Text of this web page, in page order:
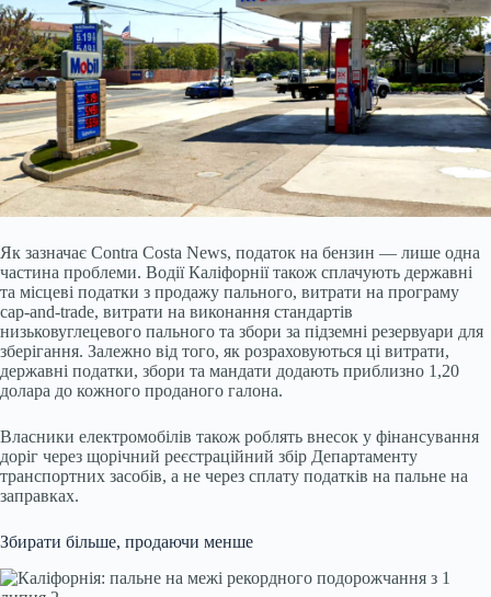
Як зазначає Contra Costa News, податок на бензин — лише одна
частина проблеми. Водії Каліфорнії також сплачують державні
та місцеві податки з продажу пального, витрати на програму
cap-and-trade, витрати на виконання стандартів
низьковуглецевого пального та збори за підземні резервуари для
зберігання. Залежно від того, як розраховуються ці витрати,
державні податки, збори та мандати додають приблизно 1,20
долара до кожного проданого галона.
Власники електромобілів також роблять внесок у фінансування
доріг через щорічний реєстраційний збір Департаменту
транспортних засобів, а не через сплату податків на пальне на
заправках.
Збирати більше, продаючи менше